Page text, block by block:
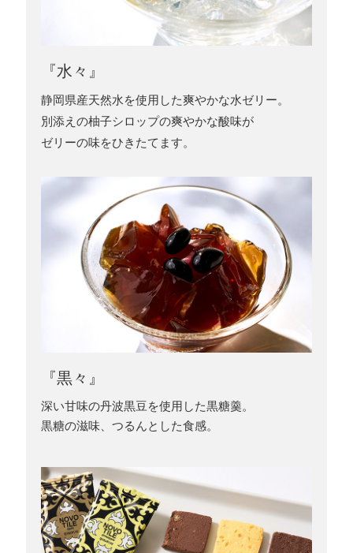
『水々』
静岡県産天然水を使用した爽やかな水ゼリー。
別添えの柚子シロップの爽やかな酸味が
ゼリーの味をひきたてます。
『黒々』
深い甘味の丹波黒豆を使用した黒糖羹。
黒糖の滋味、つるんとした食感。